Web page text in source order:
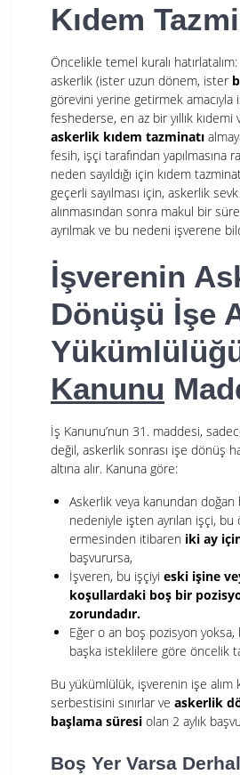
Kıdem
Öncelikle temel kuralı
askerlik (ister uzun dönem, ister
görevini yerine getirmek amacıyla
feshederse, en az bir yıllık kıdemi
askerlik kıdem tazminatı
fesih, işçi tarafından yapılmasına
neden sayıldığı için kıdem
geçerli sayılması için, askerlik
alınmasından sonra makul bir
ayrılmak ve bu nedeni işverene
İşverenin
Dönüşü İşe
Kanunu
İş Kanunu’nun 31. maddesi,
değil, askerlik sonrası işe dönüş
altına alır. Kanuna göre:
Askerlik veya kanundan
nedeniyle işten ayrılan işçi, bu
ermesinden itibaren iki ay
başvurursa,
İşveren, bu işçiyi eski işine
koşullardaki boş bir
zorundadır.
Eğer o an boş pozisyon yoksa,
başka isteklilere göre öncelik
Bu yükümlülük, işverenin işe alım
serbestisini sınırlar ve askerlik
başlama süresi olan 2 aylık
Boş Yer Varsa